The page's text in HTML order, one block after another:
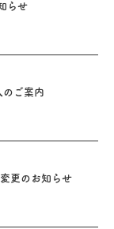
らせ
のご案内
更のお知らせ